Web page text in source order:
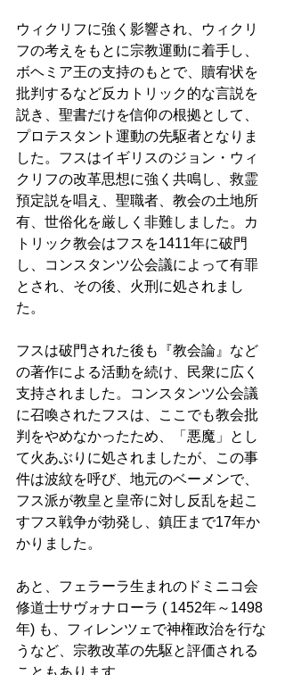
ウィクリフに強く影響され、ウィクリ
フの考えをもとに宗教運動に着手し、
ボヘミア王の支持のもとで、贖宥状を
批判するなど反カトリック的な言説を
説き、聖書だけを信仰の根拠として、
プロテスタント運動の先駆者となりま
した。フスはイギリスのジョン・ウィ
クリフの改革思想に強く共鳴し、救霊
預定説を唱え、聖職者、教会の土地所
有、世俗化を厳しく非難しました。カ
トリック教会はフスを1411年に破門
し、コンスタンツ公会議によって有罪
とされ、その後、火刑に処されまし
た。
フスは破門された後も『教会論』など
の著作による活動を続け、民衆に広く
支持されました。コンスタンツ公会議
に召喚されたフスは、ここでも教会批
判をやめなかったため、「悪魔」とし
て火あぶりに処されましたが、この事
件は波紋を呼び、地元のベーメンで、
フス派が教皇と皇帝に対し反乱を起こ
すフス戦争が勃発し、鎮圧まで17年か
かりました。
あと、フェラーラ生まれのドミニコ会
修道士サヴォナローラ ( 1452年～1498
年) も、フィレンツェで神権政治を行な
うなど、宗教改革の先駆と評価される
こともあります。